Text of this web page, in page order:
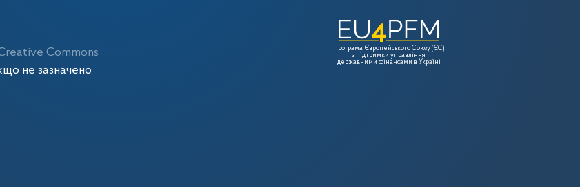
Commons
не зазначено
Програма Європейського Союзу (ЄС)
з підтримки управління
державними фінансами в Україні